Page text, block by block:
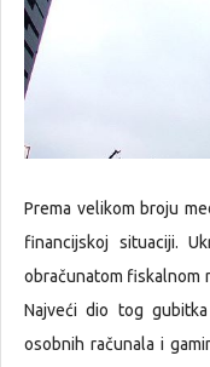
Prema velikom broju
financijskoj situaciji.
obračunatom fiskalnom
Najveći dio tog
osobnih računala i